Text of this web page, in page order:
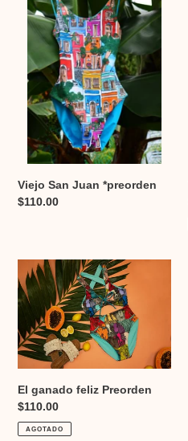
ó
n
:
Juan
*preorden
Viejo San Juan *preorden
Precio
$110.00
ganado
feliz
Preorden
El ganado feliz Preorden
Precio
habitual
$110.00
AGOTADO